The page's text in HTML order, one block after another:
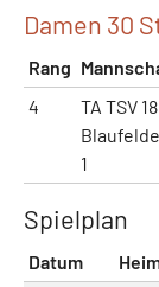
Damen 30
Rang
4
TA TSV
1
Spielplan
Datum